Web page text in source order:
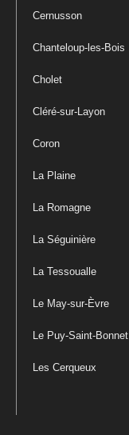
Cernusson
Chanteloup-les-Bois
Cholet
Cléré-sur-Layon
Coron
La Plaine
La Romagne
La Séguinière
La Tessoualle
Le May-sur-Èvre
Le Puy-Saint-Bonnet
Les Cerqueux